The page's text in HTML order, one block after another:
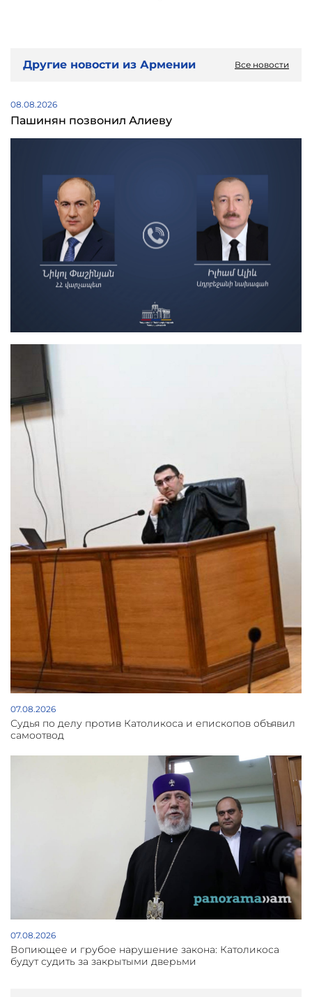
Другие новости из Армении Все новости
08.08.2026
Пашинян позвонил Алиеву
07.08.2026
Судья по делу против Католикоса и епископов объявил
самоотвод
07.08.2026
Вопиющее и грубое нарушение закона: Католикоса
будут судить за закрытыми дверьми